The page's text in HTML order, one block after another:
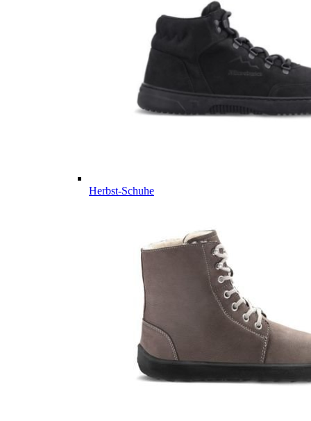
Herbst-Schuhe